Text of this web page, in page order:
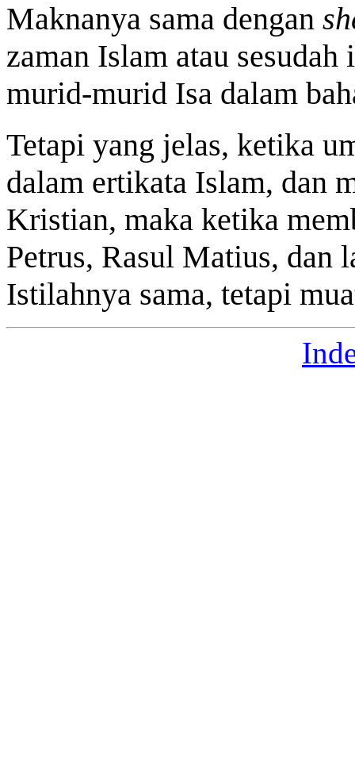
Maknanya sama dengan
zaman Islam atau
murid-murid Isa dalam
Tetapi yang jelas, ketika
dalam ertikata Islam, dan
Kristian, maka ketika
Petrus, Rasul Matius, dan
Istilahnya sama, tetapi